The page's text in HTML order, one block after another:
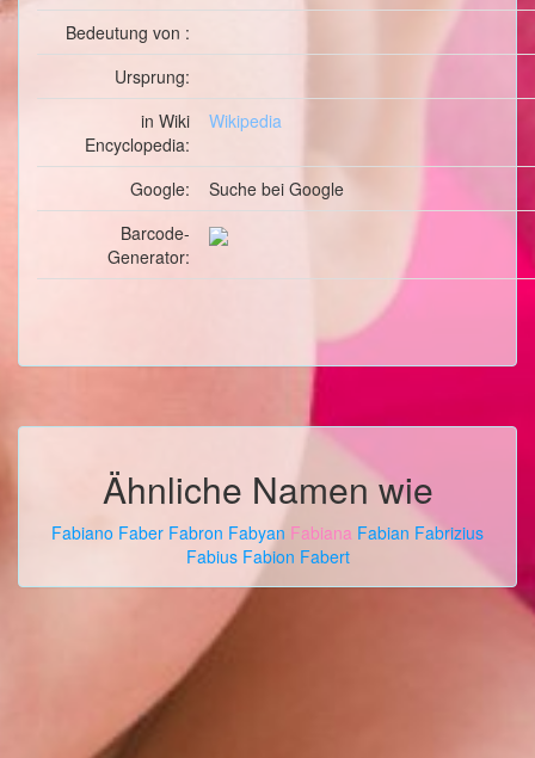
Bedeutung von :
Ursprung:
in Wiki
Encyclopedia:
Wikipedia
Google: Suche bei Google
Barcode-
Generator:
Ähnliche Namen wie
Fabiano Faber Fabron Fabyan Fabiana Fabian Fabrizius
Fabius Fabion Fabert